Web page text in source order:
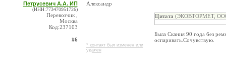
Петрусевич А.А. ИП
(ИНН:773470951726)
Перевозчик ,
Москва
Код:237103
#6
Александр
* контакт был изменен или
удален
Цитата (ЭКОВТОРМЕТ, ООО
Была Скания 90 года без
оспаривать.Сочувствую.